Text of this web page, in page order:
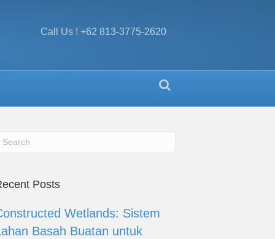
Call Us ! +62 813-3775-2620
Posts
Wetlands: Sistem
Basah Buatan untuk